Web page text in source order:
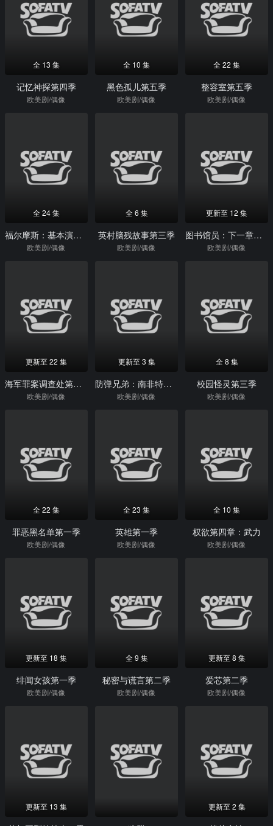
全 13 集
记忆神探第四季
欧美剧/偶像
全 10 集
黑色孤儿第五季
欧美剧/偶像
全 22 集
整容室第五季
欧美剧/偶像
全 24 集
福尔摩斯：基本演绎法第五季
欧美剧/偶像
全 6 集
英村脑残故事第三季
欧美剧/偶像
更新至 12 集
图书馆员：下一章第一季
欧美剧/偶像
更新至 22 集
海军罪案调查处第二十季
欧美剧/偶像
更新至 3 集
防弹兄弟：南非特别篇
欧美剧/偶像
全 8 集
校园怪灵第三季
欧美剧/偶像
全 22 集
罪恶黑名单第一季
欧美剧/偶像
全 23 集
英雄第一季
欧美剧/偶像
全 10 集
权欲第四章：武力
欧美剧/偶像
更新至 18 集
绯闻女孩第一季
欧美剧/偶像
全 9 集
秘密与谎言第二季
欧美剧/偶像
更新至 8 集
爱芯第二季
欧美剧/偶像
更新至 13 集 更新至 2 集